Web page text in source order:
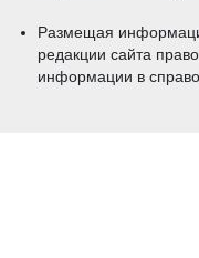
Размещая
редакции сайта
информации в